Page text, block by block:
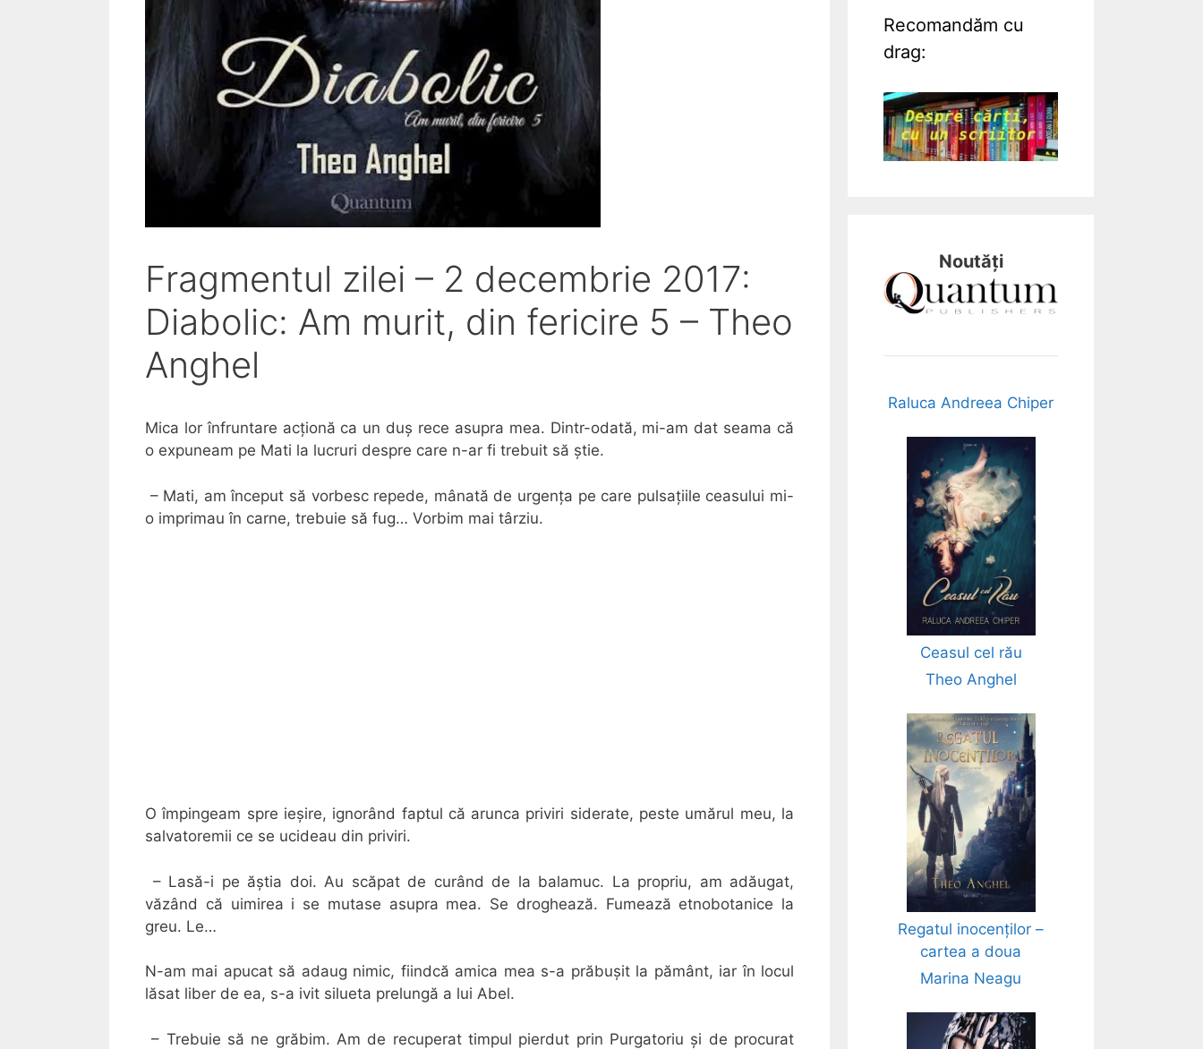
Fragmentul zilei – 2 decembrie 2017:
Diabolic: Am murit, din fericire 5 – Theo
Anghel
Mica lor înfruntare acționă ca un duș rece asupra mea. Dintr-odată, mi-am dat seama că
o expuneam pe Mati la lucruri despre care n-ar fi trebuit să știe.
– Mati, am început să vorbesc repede, mânată de urgența pe care pulsațiile ceasului mi-
o imprimau în carne, trebuie să fug… Vorbim mai târziu.
O împingeam spre ieșire, ignorând faptul că arunca priviri siderate, peste umărul meu, la
salvatoremii ce se ucideau din priviri.
– Lasă-i pe ăștia doi. Au scăpat de curând de la balamuc. La propriu, am adăugat,
văzând că uimirea i se mutase asupra mea. Se droghează. Fumează etnobotanice la
greu. Le…
N-am mai apucat să adaug nimic, fiindcă amica mea s-a prăbușit la pământ, iar în locul
lăsat liber de ea, s-a ivit silueta prelungă a lui Abel.
– Trebuie să ne grăbim. Am de recuperat timpul pierdut prin Purgatoriu și de procurat
Recomandăm cu
drag:
Noutăți
Raluca Andreea Chiper
Ceasul cel rău
Theo Anghel
Regatul inocenților –
cartea a doua
Marina Neagu